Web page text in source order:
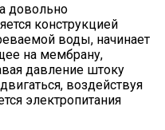
довольно
конструкцией
воды, начинает
на мембрану,
давление штоку
воздействуя
электропитания